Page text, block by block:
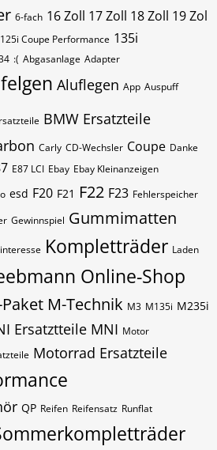
6-fach 16 Zoll 17 Zoll 18 Zoll 19 Zol
125i Coupe Performance 135i
:( Abgasanlage Adapter
Aluflegen App Auspuff
BMW Ersatzteile
Carly CD-Wechsler Coupe Danke
E87 LCI Ebay Ebay Kleinanzeigen
esd F20 F21 F22 F23 Fehlerspeicher
Gewinnspiel Gummimatten
Kompletträder Laden
Online-Shop
M-Technik M3 M135i M235i
Ersatztteile MNI Motor
Motorrad Ersatzteile
QP Reifen Reifensatz Runflat